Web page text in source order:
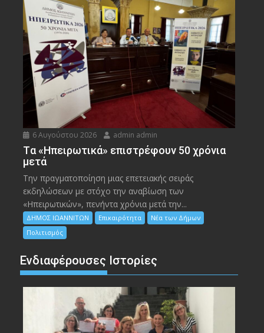
6 Αυγούστου 2026 admin admin
Tα «Ηπειρωτικά» επιστρέφουν 50 χρόνια
μετά
Την πραγματοποίηση μιας επετειακής σειράς
εκδηλώσεων με στόχο την αναβίωση των
«Ηπειρωτικών», πενήντα χρόνια μετά την...
ΔΗΜΟΣ ΙΩΑΝΝΙΤΩΝ Επικαιρότητα
Νέα των Δήμων
Πολιτισμός
Ενδιαφέρουσες Ιστορίες